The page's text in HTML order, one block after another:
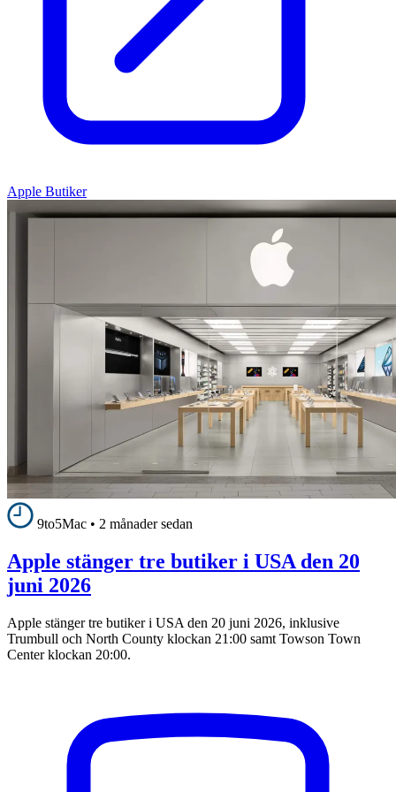
Apple Butiker
9to5Mac • 2 månader sedan
Apple stänger tre butiker i USA den 20
juni 2026
Apple stänger tre butiker i USA den 20 juni 2026, inklusive
Trumbull och North County klockan 21:00 samt Towson Town
Center klockan 20:00.